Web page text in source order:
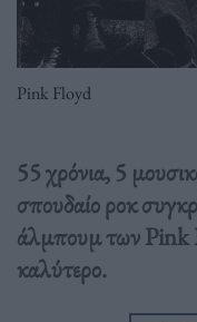
Pink Floyd
55 χρόνια, 5
σπουδαίο ροκ
άλμπουμ των Pink
καλύτερο.